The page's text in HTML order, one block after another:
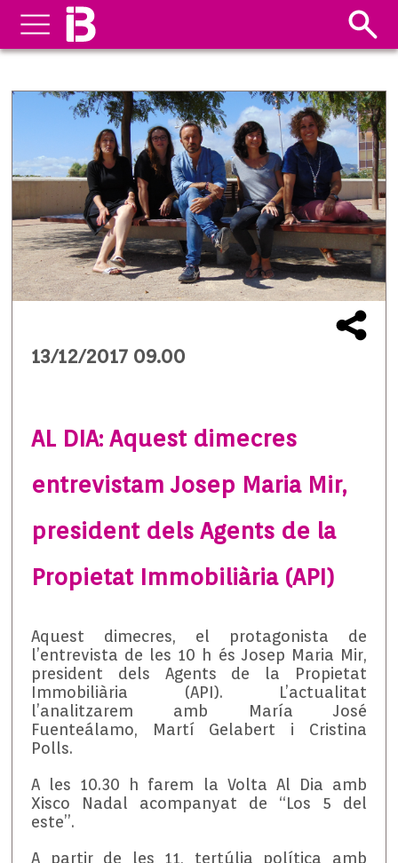
13/12/2017 09.00
AL DIA: Aquest dimecres
entrevistam Josep Maria Mir,
president dels Agents de la
Propietat Immobiliària (API)
Aquest dimecres, el protagonista de
l’entrevista de les 10 h és Josep Maria Mir,
president dels Agents de la Propietat
Immobiliària (API). L’actualitat
l’analitzarem amb María José
Fuenteálamo, Martí Gelabert i Cristina
Polls.
A les 10.30 h farem la Volta Al Dia amb
Xisco Nadal acompanyat de “Los 5 del
este”.
A partir de les 11, tertúlia política amb